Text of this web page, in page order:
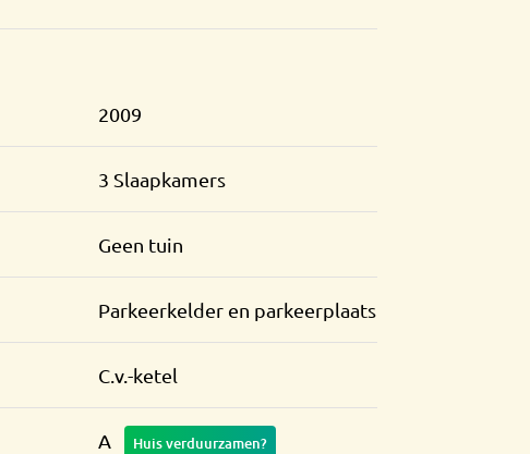
2009
3 Slaapkamers
Geen tuin
Parkeerkelder en parkeerplaats
C.v.-ketel
A Huis verduurzamen?